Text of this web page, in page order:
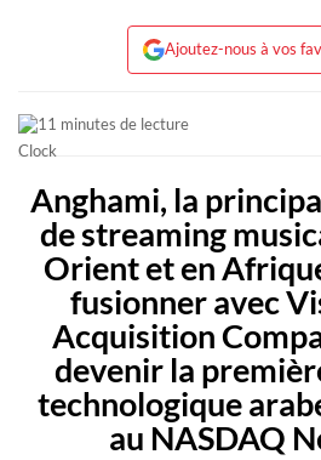
Ajoutez-nous à vos
11 minutes de lecture
Anghami, la
de streaming
Orient et en
fusionner avec
Acquisition
devenir la
technologique
au NASDAQ